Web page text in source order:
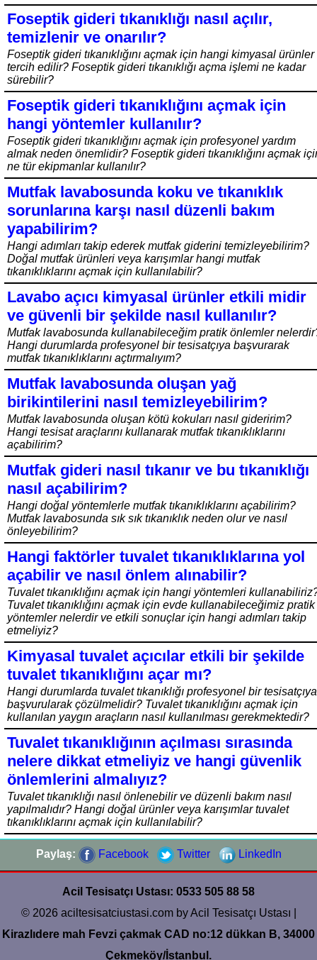
Foseptik gideri tıkanıklığı nasıl açılır,
temizlenir ve onarılır?
Foseptik gideri tıkanıklığını açmak için hangi kimyasal ürünler
tercih edilir? Foseptik gideri tıkanıklığı açma işlemi ne kadar
sürebilir?
Foseptik gideri tıkanıklığını açmak için
hangi yöntemler kullanılır?
Foseptik gideri tıkanıklığını açmak için profesyonel yardım
almak neden önemlidir? Foseptik gideri tıkanıklığını açmak
ne tür ekipmanlar kullanılır?
Mutfak lavabosunda koku ve tıkanıklık
sorunlarına karşı nasıl düzenli bakım
yapabilirim?
Hangi adımları takip ederek mutfak giderini temizleyebilirim?
Doğal mutfak ürünleri veya karışımlar hangi mutfak
tıkanıklıklarını açmak için kullanılabilir?
Lavabo açıcı kimyasal ürünler etkili midir
ve güvenli bir şekilde nasıl kullanılır?
Mutfak lavabosunda kullanabileceğim pratik önlemler
Hangi durumlarda profesyonel bir tesisatçıya başvurarak
mutfak tıkanıklıklarını açtırmalıyım?
Mutfak lavabosunda oluşan yağ
birikintilerini nasıl temizleyebilirim?
Mutfak lavabosunda oluşan kötü kokuları nasıl gideririm?
Hangi tesisat araçlarını kullanarak mutfak tıkanıklıklarını
açabilirim?
Mutfak gideri nasıl tıkanır ve bu tıkanıklığı
nasıl açabilirim?
Hangi doğal yöntemlerle mutfak tıkanıklıklarını açabilirim?
Mutfak lavabosunda sık sık tıkanıklık neden olur ve nasıl
önleyebilirim?
Hangi faktörler tuvalet tıkanıklıklarına yol
açabilir ve nasıl önlem alınabilir?
Tuvalet tıkanıklığını açmak için hangi yöntemleri
Tuvalet tıkanıklığını açmak için evde kullanabileceğimiz pratik
yöntemler nelerdir ve etkili sonuçlar için hangi adımları takip
etmeliyiz?
Kimyasal tuvalet açıcılar etkili bir şekilde
tuvalet tıkanıklığını açar mı?
Hangi durumlarda tuvalet tıkanıklığı profesyonel bir tesisatçıya
başvurularak çözülmelidir? Tuvalet tıkanıklığını açmak için
kullanılan yaygın araçların nasıl kullanılması gerekmektedir?
Tuvalet tıkanıklığının açılması sırasında
nelere dikkat etmeliyiz ve hangi güvenlik
önlemlerini almalıyız?
Tuvalet tıkanıklığı nasıl önlenebilir ve düzenli bakım nasıl
yapılmalıdır? Hangi doğal ürünler veya karışımlar tuvalet
tıkanıklıklarını açmak için kullanılabilir?
Paylaş: Facebook Twitter LinkedIn
Acil Tesisatçı Ustası: 0533 505 88 58
© 2026 aciltesisatciustasi.com by Acil Tesisatçı Ustası |
Kirazlıdere mah Fevzi çakmak CAD no:12 dükkan B, 34000
Çekmeköy/İstanbul.